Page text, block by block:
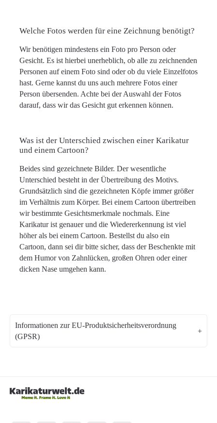
Welche Fotos werden für eine Zeichnung benötigt?
Wir benötigen mindestens ein Foto pro Person oder
Gesicht. Es ist hierbei unerheblich, ob alle zu zeichnenden
Personen auf einem Foto sind oder ob du viele Einzelfotos
hast. Gerne kannst du uns auch mehrere Fotos einer
Person übersenden. Achte bei der Auswahl der Fotos
darauf, dass wir das Gesicht gut erkennen können.
Was ist der Unterschied zwischen einer Karikatur
und einem Cartoon?
Beides sind gezeichnete Bilder. Der wesentliche
Unterschied besteht in der Übertreibung des Motivs.
Grundsätzlich sind die gezeichneten Köpfe immer größer
im Verhältnis zum Körper. Bei einem Cartoon übertreiben
wir bestimmte Gesichtsmerkmale nochmals. Eine
Karikatur ist genauer und die Wiedererkennung ist viel
höher als bei einem Cartoon. Bestellst du also ein
Cartoon, dann sei dir bitte sicher, dass der Beschenkte mit
dem Humor von Zahnlücken, großen Ohren oder einer
dicken Nase umgehen kann.
Informationen zur EU-Produktsicherheitsverordnung
(GPSR)